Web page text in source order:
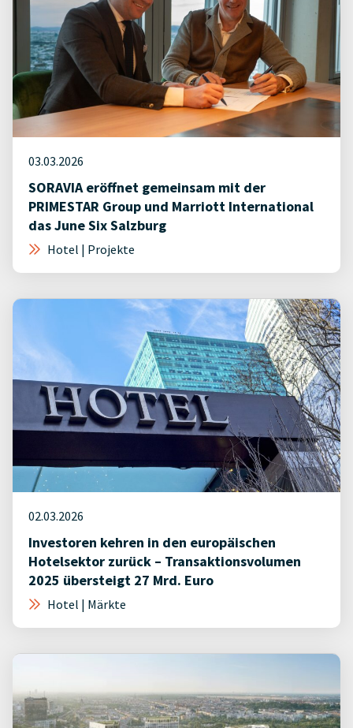
03.03.2026
SORAVIA eröffnet gemeinsam mit der
PRIMESTAR Group und Marriott International
das June Six Salzburg
Hotel | Projekte
02.03.2026
Investoren kehren in den europäischen
Hotelsektor zurück – Transaktionsvolumen
2025 übersteigt 27 Mrd. Euro
Hotel | Märkte